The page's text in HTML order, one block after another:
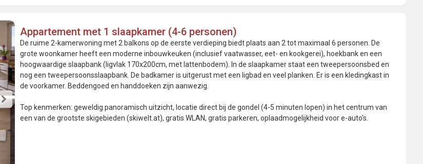
Appartement met 1 slaapkamer (4-6 personen)
De ruime 2-kamerwoning met 2 balkons op de eerste verdieping biedt plaats aan 2 tot maximaal 6 personen. De
grote woonkamer heeft een moderne inbouwkeuken (inclusief vaatwasser, eet- en kookgerei), hoekbank en een
hoogwaardige slaapbank (ligvlak 170x200cm, met lattenbodem). In de slaapkamer staat een tweepersoonsbed en
nog een tweepersoonsslaapbank. De badkamer is uitgerust met een ligbad en veel planken. Er is een kledingkast in
de voorkamer. Beddengoed en handdoeken zijn aanwezig.
Top kenmerken: geweldig panoramisch uitzicht, locatie direct bij de gondel (4-5 minuten lopen) in het centrum van
een van de grootste skigebieden (skiwelt.at), gratis WLAN, gratis parkeren, oplaadmogelijkheid voor e-auto's.